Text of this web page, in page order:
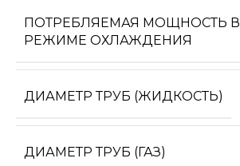
ПОТРЕБЛЯЕМАЯ МОЩНОСТЬ В
РЕЖИМЕ ОХЛАЖДЕНИЯ
ДИАМЕТР ТРУБ (ЖИДКОСТЬ)
ДИАМЕТР ТРУБ (ГАЗ)